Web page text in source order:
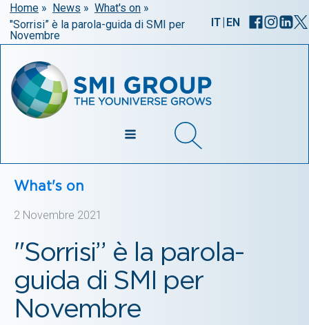
Home » News » What's on »
"Sorrisi” è la parola-guida di SMI per
Novembre
IT| EN
What's on
2 Novembre 2021
"Sorrisi” è la parola-
guida di SMI per
Novembre